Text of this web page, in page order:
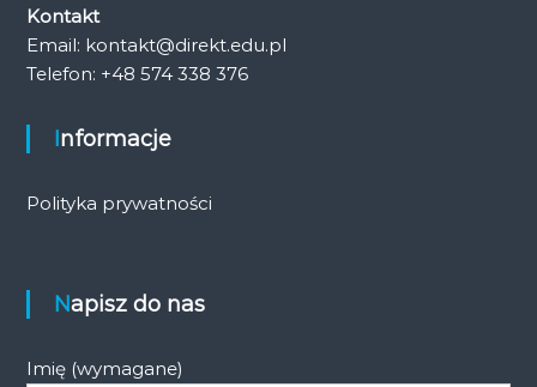
Kontakt
Email: kontakt@direkt.edu.pl
Telefon: +48 574 338 376
Informacje
Polityka prywatności
Napisz do nas
Imię (wymagane)